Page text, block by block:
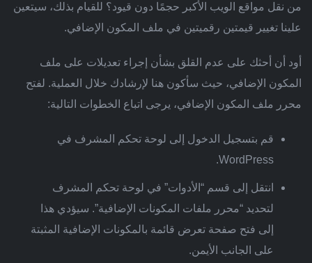
من نقل مواقع الويب الأكبر حجمًا دون قيود؟ للقيام بذلك، سيتعين
علينا تغيير قيمتين رقميتين في ملف المكون الإضافي.
أود أن أحثك ​​على عدم القلق بشأن إجراء تعديلات على ملف
المكون الإضافي، حيث سأكون هنا لإرشادك خلال العملية. لفتح
محرر ملف المكون الإضافي، يرجى اتباع الخطوات التالية:
قم بتسجيل الدخول إلى لوحة تحكم المشرف في
WordPress.
انتقل إلى قسم “الأدوات” في لوحة تحكم المشرف
لتحديد “محرر ملفات المكونات الإضافية”. سيؤدي هذا
إلى فتح صفحة تعرض قائمة بالمكونات الإضافية المثبتة
على الجانب الأيمن.